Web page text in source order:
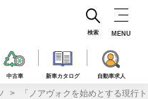
中古車 新車カタログ 自動車求人
検索 MENU
「ノアヴォクを始めとする現行